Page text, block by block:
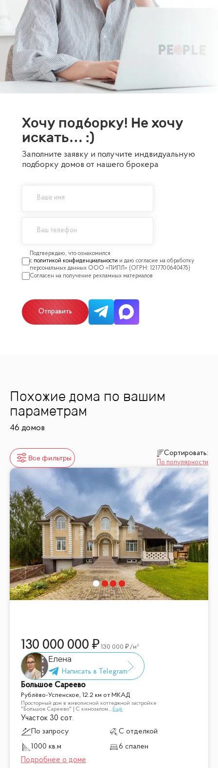
Хочу подборку! Не хочу
искать… :)
Заполните заявку и получите индвидуальную
подборку домов от нашего брокера
политикой конфиденциальности
Отправить
Похожие дома по вашим
параметрам
46 домов
Все фильтры
Сортировать:
По популярности
130 000 000 130 000 /м²
Елена
Большое Сареево
Рублёво-Успенское, 12.2 км от МКАД
Просторный дом в живописной коттеджной застройке
"Большое Сареево" | С кинозалом... Ещё
Участок 30 сот.
По запросу
С отделкой
1000 кв.м
6 спален